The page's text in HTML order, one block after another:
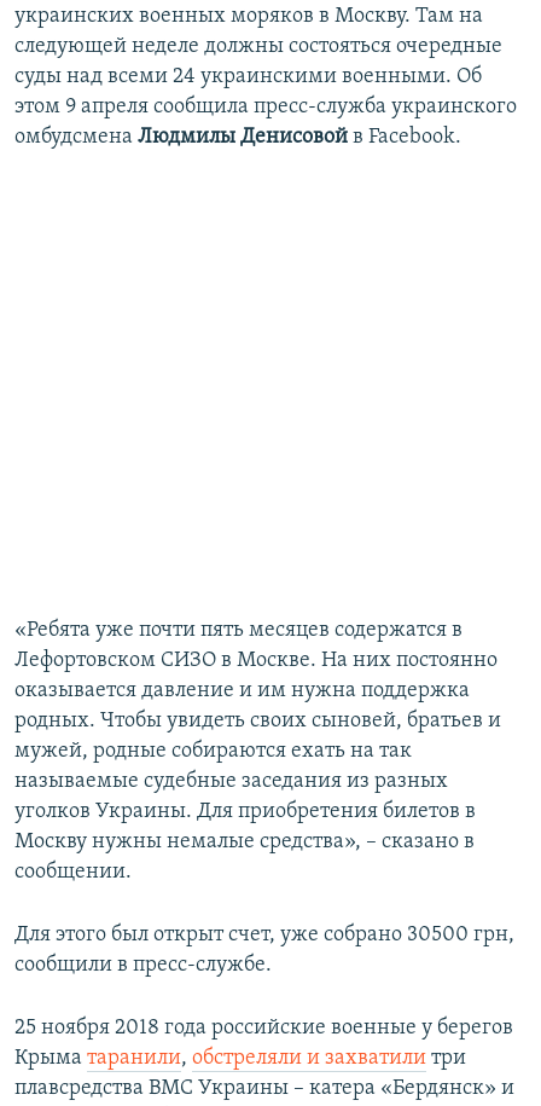
украинских военных моряков в Москву. Там на
следующей неделе должны состояться очередные
суды над всеми 24 украинскими военными. Об
этом 9 апреля сообщила пресс-служба украинского
омбудсмена Людмилы Денисовой в Facebook.
«Ребята уже почти пять месяцев содержатся в
Лефортовском СИЗО в Москве. На них постоянно
оказывается давление и им нужна поддержка
родных. Чтобы увидеть своих сыновей, братьев и
мужей, родные собираются ехать на так
называемые судебные заседания из разных
уголков Украины. Для приобретения билетов в
Москву нужны немалые средства», – сказано в
сообщении.
Для этого был открыт счет, уже собрано 30500 грн,
сообщили в пресс-службе.
25 ноября 2018 года российские военные у берегов
Крыма таранили, обстреляли и захватили три
плавсредства ВМС Украины – катера «Бердянск» и